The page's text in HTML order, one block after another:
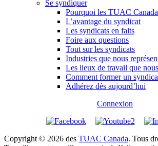
Se syndiquer
Pourquoi les TUAC
L’avantage du syndicat
Les syndicats en faits
Foire aux questions
Tout sur les syndicats
Industries que nous
Les lieux de travail que
Comment former un
Adhérez dès aujourd’hui
Connexion
Copyright © 2026 des TUAC Canada. Tous